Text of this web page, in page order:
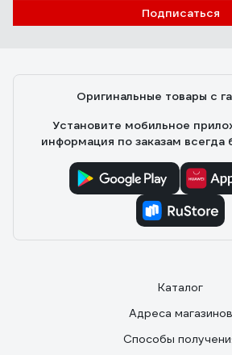
Подписаться
Оригинальные товары с
Установите мобильное
информация по заказам всегда
Каталог
Адреса магазинов
Способы